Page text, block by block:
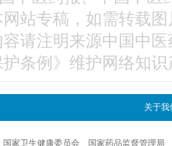
站专稿，如需转载
请注明来源中国中
条例》维护网络知